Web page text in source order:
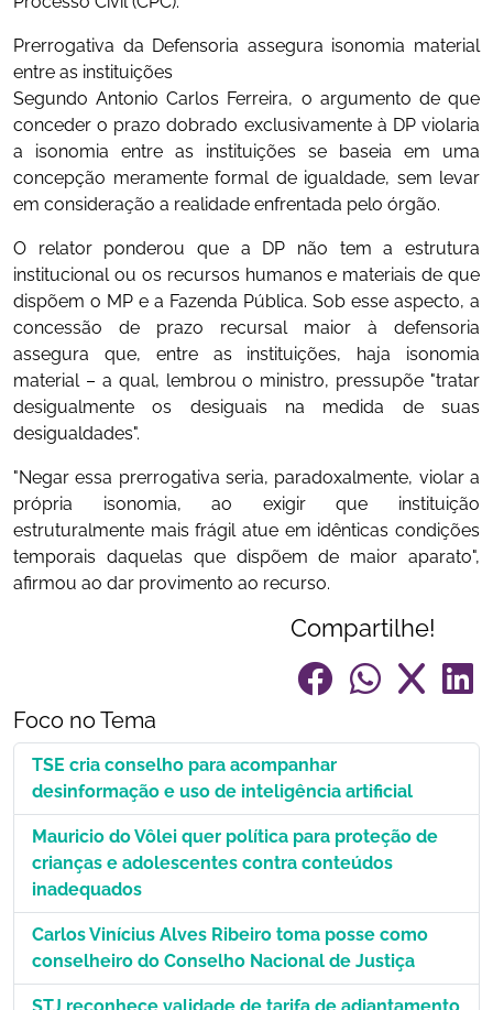
Prerrogativa da Defensoria assegura isonomia material
entre as instituições
Segundo Antonio Carlos Ferreira, o argumento de que
conceder o prazo dobrado exclusivamente à DP violaria
a isonomia entre as instituições se baseia em uma
concepção meramente formal de igualdade, sem levar
em consideração a realidade enfrentada pelo órgão.
O relator ponderou que a DP não tem a estrutura
institucional ou os recursos humanos e materiais de que
dispõem o MP e a Fazenda Pública. Sob esse aspecto, a
concessão de prazo recursal maior à defensoria
assegura que, entre as instituições, haja isonomia
material – a qual, lembrou o ministro, pressupõe "tratar
desigualmente os desiguais na medida de suas
desigualdades".
"Negar essa prerrogativa seria, paradoxalmente, violar a
própria isonomia, ao exigir que instituição
estruturalmente mais frágil atue em idênticas condições
temporais daquelas que dispõem de maior aparato",
afirmou ao dar provimento ao recurso.
Compartilhe!
Foco no Tema
TSE cria conselho para acompanhar
desinformação e uso de inteligência artificial
Mauricio do Vôlei quer política para proteção de
crianças e adolescentes contra conteúdos
inadequados
Carlos Vinícius Alves Ribeiro toma posse como
conselheiro do Conselho Nacional de Justiça